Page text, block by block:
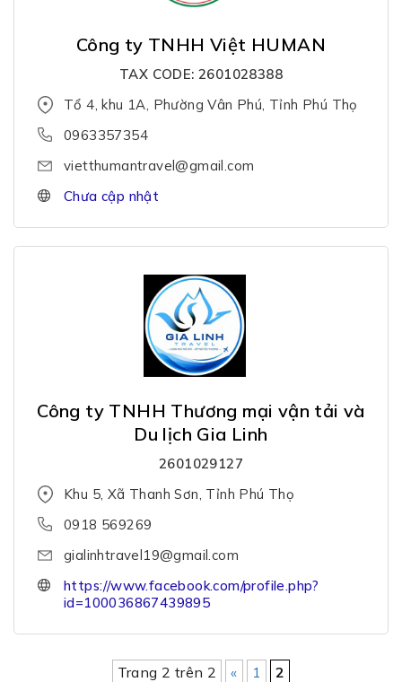
Công ty TNHH Việt HUMAN
TAX CODE: 2601028388
Tổ 4, khu 1A, Phường Vân Phú, Tỉnh Phú Thọ
0963357354
vietthumantravel@gmail.com
Chưa cập nhật
Công ty TNHH Thương mại vận tải và
Du lịch Gia Linh
2601029127
Khu 5, Xã Thanh Sơn, Tỉnh Phú Thọ
0918 569269
gialinhtravel19@gmail.com
https://www.facebook.com/profile.php?
id=100036867439895
Trang 2 trên 2 « 1 2